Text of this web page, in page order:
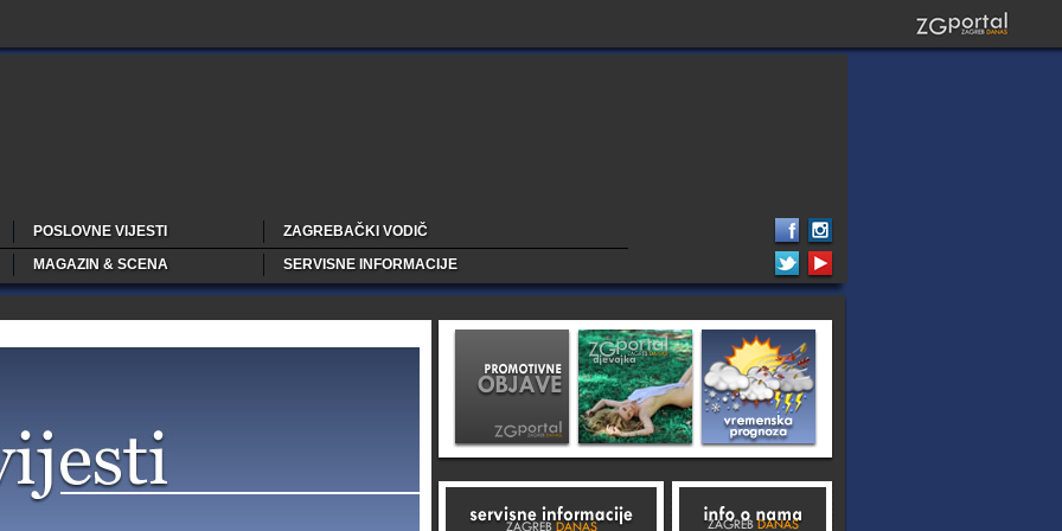
POSLOVNE VIJESTI
ZAGREBAČKI VODIČ
MAGAZIN & SCENA
SERVISNE INFORMACIJE